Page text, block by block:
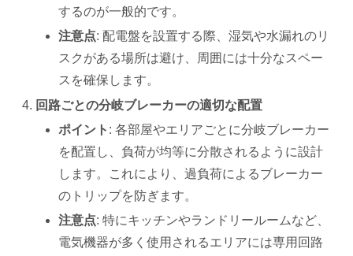
するのが一般的です。
注意点: 配電盤を設置する際、湿気や水漏れのリ
スクがある場所は避け、周囲には十分なスペー
スを確保します。
回路ごとの分岐ブレーカーの適切な配置
ポイント : 各部屋やエリアごとに分岐ブレーカー
を配置し、負荷が均等に分散されるように設計
します。これにより、過負荷によるブレーカー
のトリップを防ぎます。
注意点: 特にキッチンやランドリールームなど、
電気機器が多く使用されるエリアには専用回路